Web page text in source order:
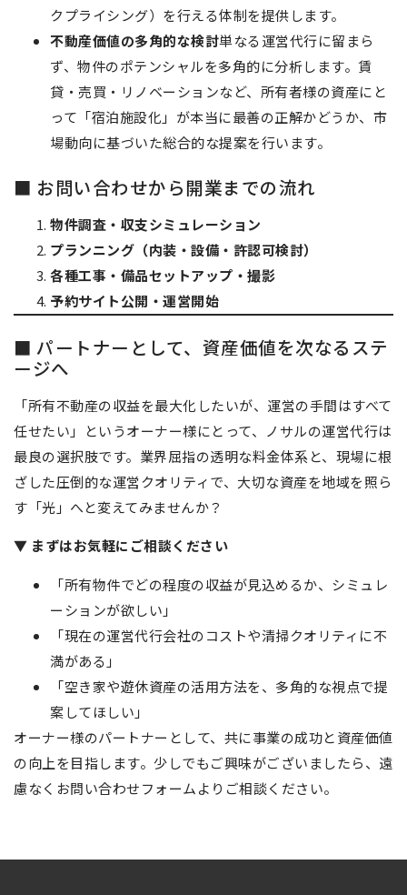
クプライシング）を行える体制を提供します。
不動産価値の多角的な検討単なる運営代行に留まら
ず、物件のポテンシャルを多角的に分析します。賃
貸・売買・リノベーションなど、所有者様の資産にと
って「宿泊施設化」が本当に最善の正解かどうか、市
場動向に基づいた総合的な提案を行います。
■ お問い合わせから開業までの流れ
物件調査・収支シミュレーション
プランニング（内装・設備・許認可検討）
各種工事・備品セットアップ・撮影
予約サイト公開・運営開始
■ パートナーとして、資産価値を次なるステ
ージへ
「所有不動産の収益を最大化したいが、運営の手間はすべて
任せたい」というオーナー様にとって、ノサルの運営代行は
最良の選択肢です。業界屈指の透明な料金体系と、現場に根
ざした圧倒的な運営クオリティで、大切な資産を地域を照ら
す「光」へと変えてみませんか？
▼ まずはお気軽にご相談ください
「所有物件でどの程度の収益が見込めるか、シミュレ
ーションが欲しい」
「現在の運営代行会社のコストや清掃クオリティに不
満がある」
「空き家や遊休資産の活用方法を、多角的な視点で提
案してほしい」
オーナー様のパートナーとして、共に事業の成功と資産価値
の向上を目指します。少しでもご興味がございましたら、遠
慮なくお問い合わせフォームよりご相談ください。